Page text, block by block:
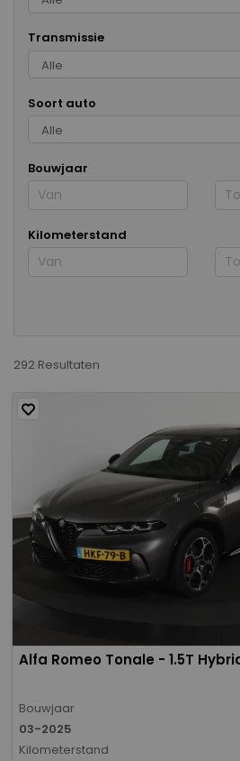
Transmissie
Soort auto
Bouwjaar
Kilometerstand
292 Resultaten
Alfa Romeo Tonale - 1.5T
Bouwjaar
03-2025
Kilometerstand